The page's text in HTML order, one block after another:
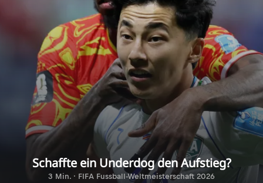
Schaffte ein Underdog den Aufstieg?
3 Min. · FIFA Fussball-Weltmeisterschaft 2026